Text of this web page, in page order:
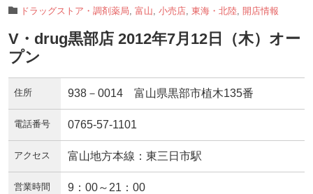
ドラッグストア・調剤薬局 富山 小売店 東海・北陸 開店情報
V・drug黒部店 2012年7月12日（木）オー
プン
住所 938－0014 富山県黒部市植木135番
電話番号 0765-57-1101
アクセス 富山地方本線：東三日市駅
営業時間 9：00～21：00